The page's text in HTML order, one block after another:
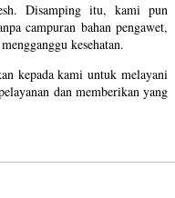
Disamping itu, kami pun
campuran bahan pengawet,
kesehatan.
kepada kami untuk melayani
dan memberikan yang